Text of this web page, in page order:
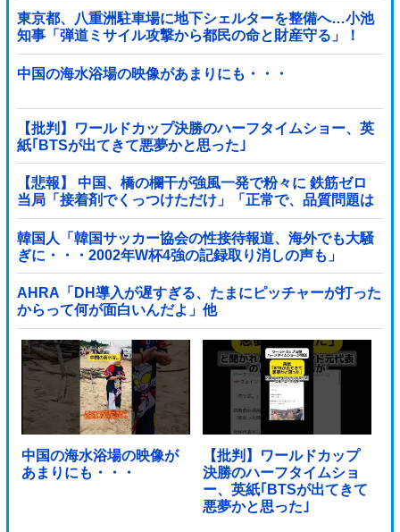
東京都、八重洲駐車場に地下シェルターを整備へ…小池
知事「弾道ミサイル攻撃から都民の命と財産守る」！
中国の海水浴場の映像があまりにも・・・
【批判】ワールドカップ決勝のハーフタイムショー、英
紙｢BTSが出てきて悪夢かと思った｣
【悲報】 中国、橋の欄干が強風一発で粉々に 鉄筋ゼロ
当局「接着剤でくっつけただけ」「正常で、品質問題は
ない」
韓国人「韓国サッカー協会の性接待報道、海外でも大騒
ぎに・・・2002年W杯4強の記録取り消しの声も」
→「マジで国の恥だ」「2002年まで疑う価値があ...
AHRA「DH導入が遅すぎる、たまにピッチャーが打った
からって何が面白いんだよ」他
中国の海水浴場の映像が
あまりにも・・・
【批判】ワールドカップ
決勝のハーフタイムショ
ー、英紙｢BTSが出てきて
悪夢かと思った｣